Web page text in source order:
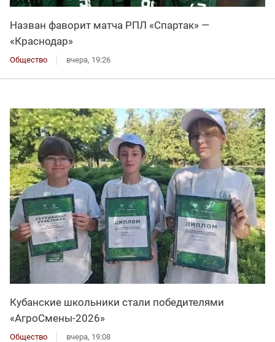
Назван фаворит матча РПЛ «Спартак» —
«Краснодар»
Общество вчера, 19:26
Кубанские школьники стали победителями
«АгроСмены-2026»
Общество вчера, 19:08